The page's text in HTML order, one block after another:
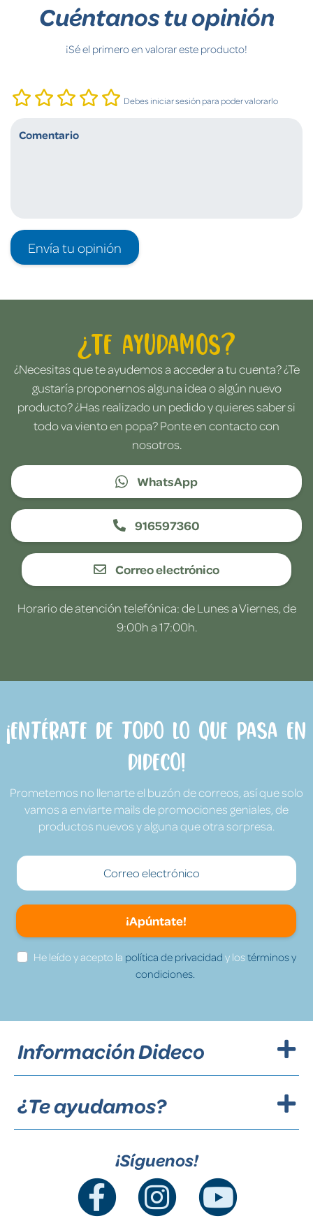
Cuéntanos tu opinión
¡Sé el primero en valorar este producto!
Debes iniciar sesión para poder valorarlo
Envía tu opinión
¿Te ayudamos?
¿Necesitas que te ayudemos a acceder a tu cuenta? ¿Te
gustaría proponernos alguna idea o algún nuevo
producto? ¿Has realizado un pedido y quieres saber si
todo va viento en popa? Ponte en contacto con
nosotros.
WhatsApp
916597360
Correo electrónico
Horario de atención telefónica: de Lunes a Viernes, de
9:00h a 17:00h.
¡Entérate de todo lo que pasa en
Dideco!
Prometemos no llenarte el buzón de correos, así que solo
vamos a enviarte mails de promociones geniales, de
productos nuevos y alguna que otra sorpresa.
¡Apúntate!
He leído y acepto la política de privacidad y lostérminos y
condiciones.
Información Dideco
¿Te ayudamos?
¡Síguenos!